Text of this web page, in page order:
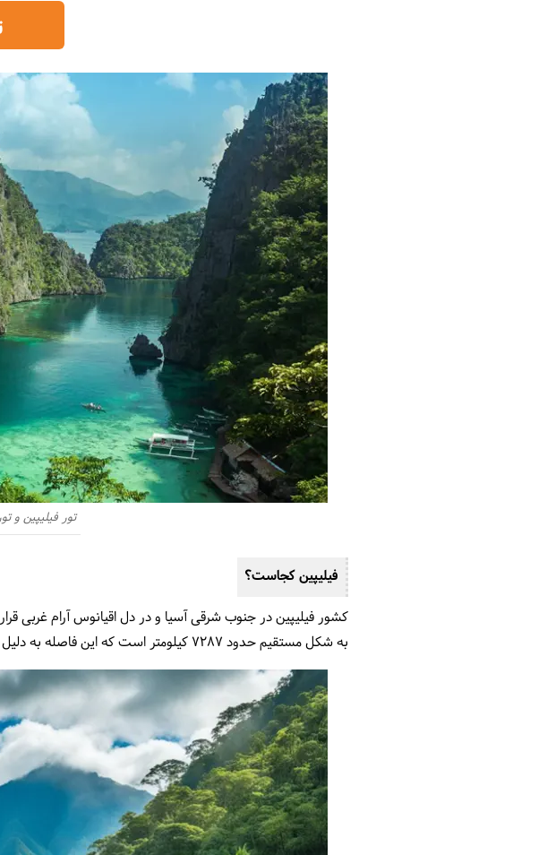
تور فیلیپین و
فیلیپین کجاست؟
به شکل مستقیم حدود 7287 کیلومتر است که این فاصله به دلیل وجود دریاها و اقیانوس‌ها در سفرهای هوایی یا دریایی می‌تواند متفاوت باشد.